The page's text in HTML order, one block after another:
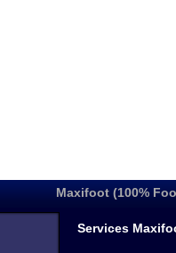
Maxifoot (100%
Services